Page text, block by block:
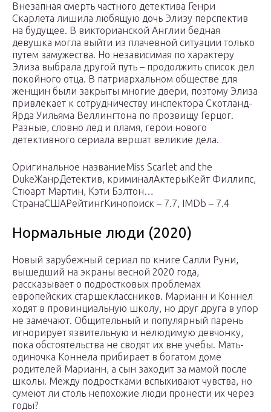
Внезапная смерть частного детектива Генри
Скарлета лишила любящую дочь Элизу перспектив
на будущее. В викторианской Англии бедная
девушка могла выйти из плачевной ситуации только
путем замужества. Но независимая по характеру
Элиза выбрала другой путь – продолжить список дел
покойного отца. В патриархальном обществе для
женщин были закрыты многие двери, поэтому Элиза
привлекает к сотрудничеству инспектора Скотланд-
Ярда Уильяма Веллингтона по прозвищу Герцог.
Разные, словно лед и пламя, герои нового
детективного сериала вершат великие дела.
Оригинальное названиеMiss Scarlet and the
DukeЖанрДетектив, криминалАктерыКейт Филлипс,
Стюарт Мартин, Кэти Бэлтон…
СтранаСШАРейтингКинопоиск – 7.7, IMDb – 7.4
Нормальные люди (2020)
Новый зарубежный сериал по книге Салли Руни,
вышедший на экраны весной 2020 года,
рассказывает о подростковых проблемах
европейских старшеклассников. Марианн и Коннел
ходят в провинциальную школу, но друг друга в упор
не замечают. Общительный и популярный парень
игнорирует язвительную и нелюдимую девчонку,
пока обстоятельства не сводят их вне учебы. Мать-
одиночка Коннела прибирает в богатом доме
родителей Марианн, а сын заходит за мамой после
школы. Между подростками вспыхивают чувства, но
сумеют ли столь непохожие люди пронести их через
годы?